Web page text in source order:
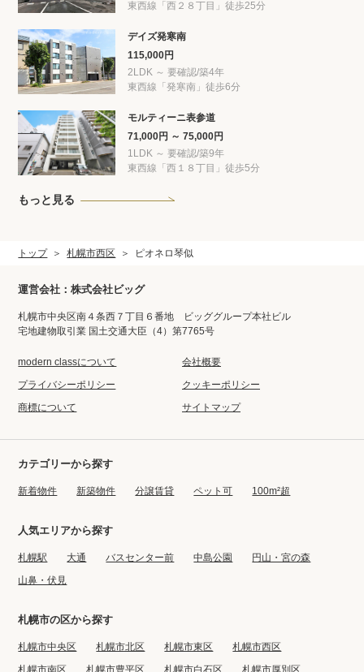
東西線「西２８丁目」徒歩25分
デイズ発寒南
115,000円
2LDK ～ 要確認/築4年
東西線「発寒南」徒歩6分
モルティーニ表参道
71,000円 ～ 75,000円
1LDK ～ 要確認/築9年
東西線「西１８丁目」徒歩5分
もっと見る
トップ 札幌市西区 ピオネロ琴似
運営会社：株式会社ビッグ
札幌市中央区南４条西７丁目６番地 ビッググループ本社ビル
宅地建物取引業 国土交通大臣（4）第7765号
modern classについて
会社概要
プライバシーポリシー
クッキーポリシー
商標について
サイトマップ
カテゴリーから探す
新着物件 新築物件 分譲賃貸 ペット可 100m²超
人気エリアから探す
札幌駅 大通 バスセンター前 中島公園
円山・宮の森
山鼻・伏見
札幌市の区から探す
札幌市中央区 札幌市北区 札幌市東区
札幌市西区